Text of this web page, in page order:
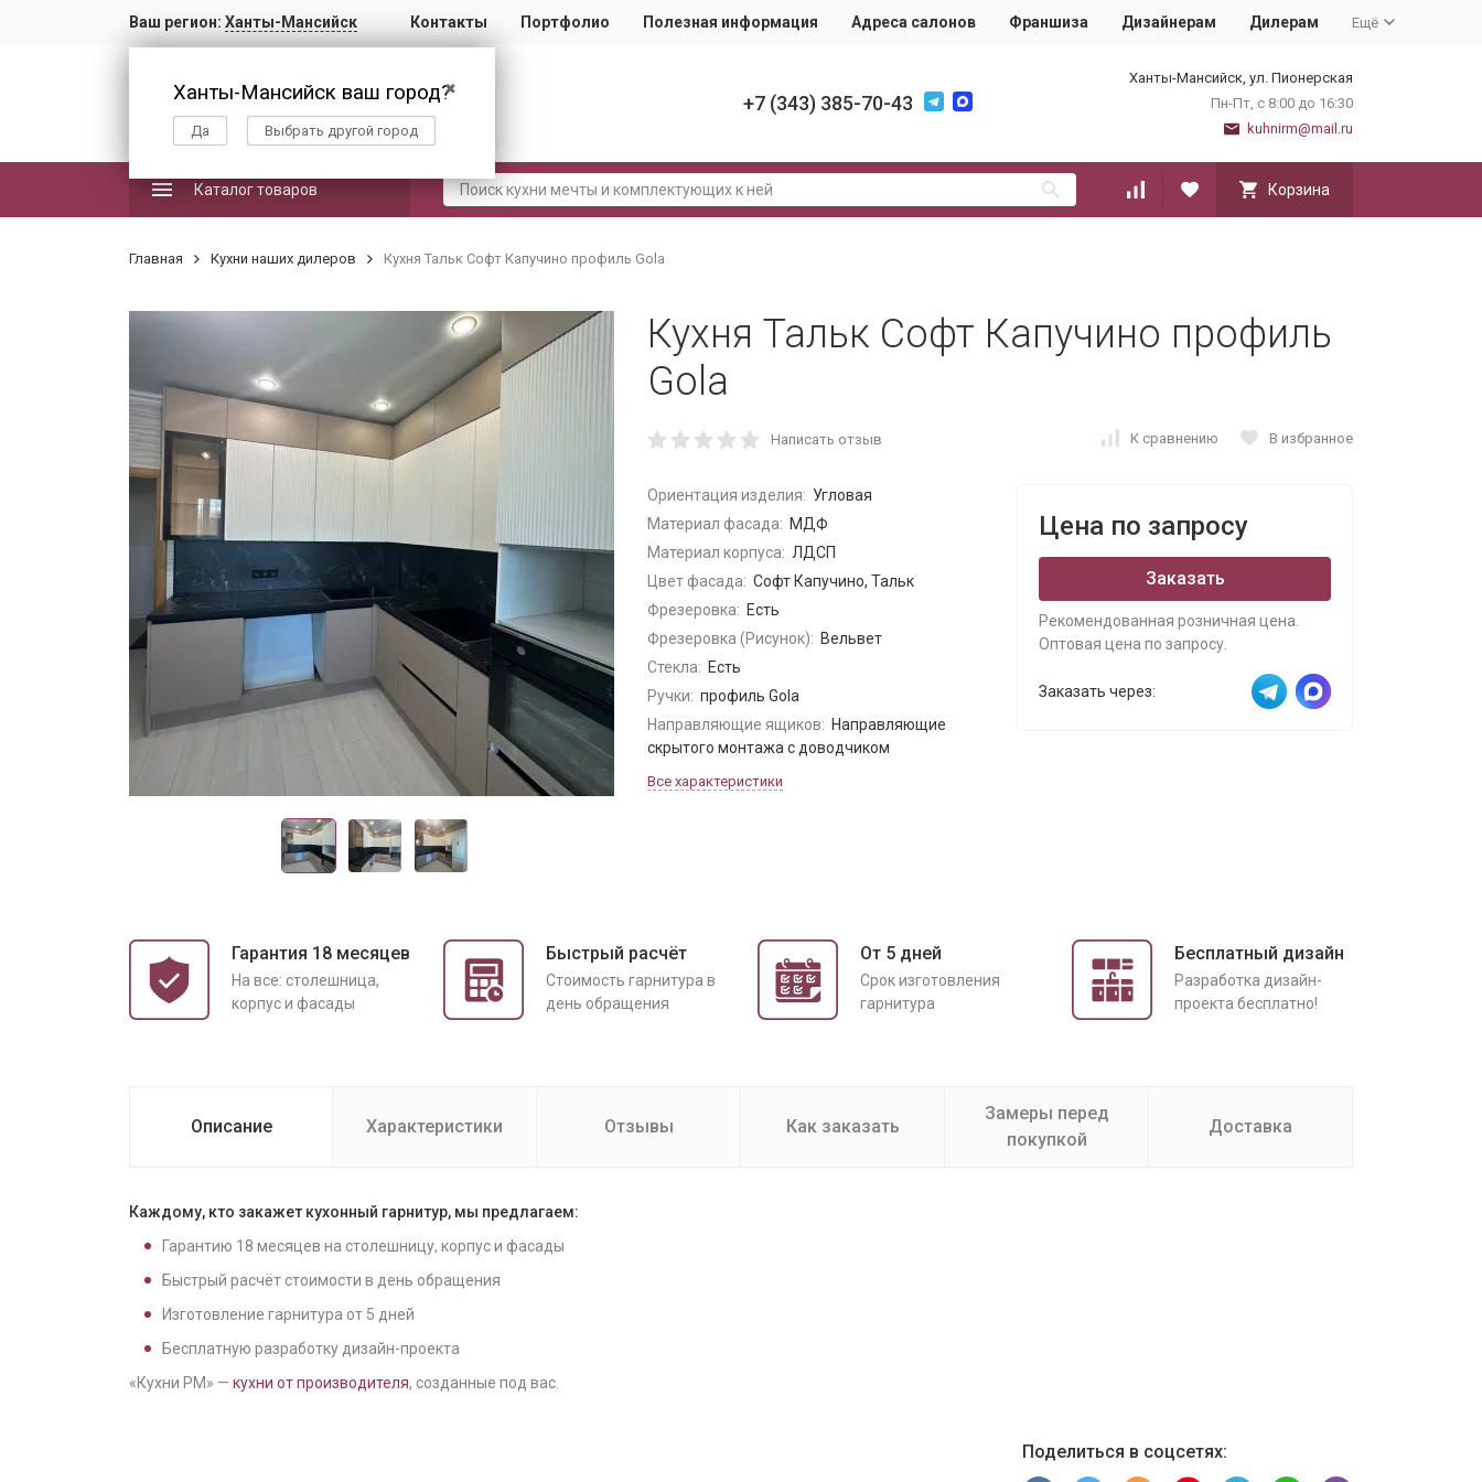
Ваш регион: Ханты-Мансийск
✖
Ханты-Мансийск ваш город?
Да Выбрать другой город
Контакты Портфолио Полезная информация Адреса салонов Франшиза Дизайнерам Дилерам Ещё
+7 (343) 385-70-43
Ханты-Мансийск, ул. Пионерская
Пн-Пт, с 8:00 до 16:30
kuhnirm@mail.ru
Каталог товаров Корзина
Главная Кухни наших дилеров Кухня Тальк Софт Капучино профиль Gola
Кухня Тальк Софт Капучино профиль
Gola
Написать отзыв К сравнению В избранное
Ориентация изделия: Угловая
Материал фасада: МДФ
Материал корпуса: ЛДСП
Цвет фасада: Софт Капучино, Тальк
Фрезеровка: Есть
Фрезеровка (Рисунок): Вельвет
Стекла: Есть
Ручки: профиль Gola
Направляющие ящиков: Направляющие
скрытого монтажа с доводчиком
Все характеристики
Цена по запросу
Заказать
Рекомендованная розничная цена.
Оптовая цена по запросу.
Заказать через:
Гарантия 18 месяцев
На все: столешница,
корпус и фасады
Быстрый расчёт
Cтоимость гарнитура в
день обращения
От 5 дней
Срок изготовления
гарнитура
Бесплатный дизайн
Разработка дизайн-
проекта бесплатно!
Описание Характеристики Отзывы Как заказать
Замеры перед
покупкой
Доставка
Каждому, кто закажет кухонный гарнитур, мы предлагаем:
Гарантию 18 месяцев на столешницу, корпус и фасады
Быстрый расчёт стоимости в день обращения
Изготовление гарнитура от 5 дней
Бесплатную разработку дизайн-проекта
«Кухни РМ» — кухни от производителя, созданные под вас.
Поделиться в соцсетях: